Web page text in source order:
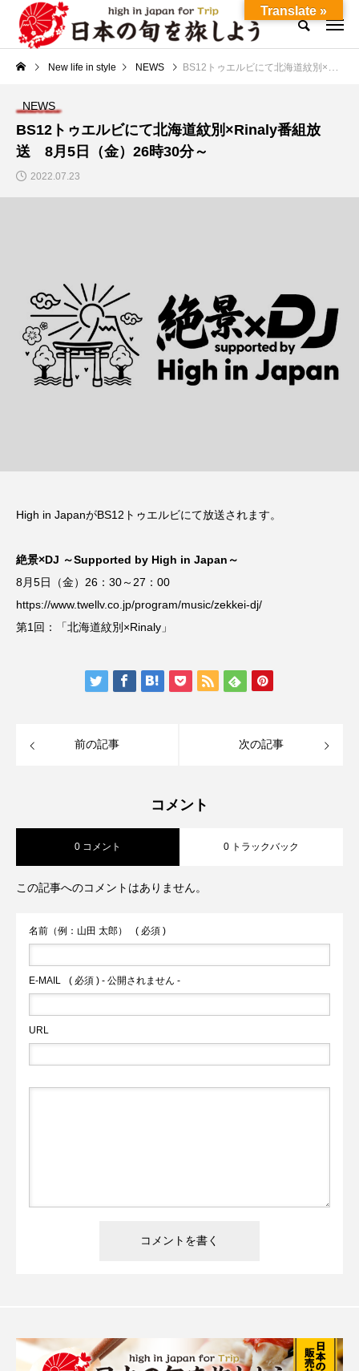
New life in style NEWS BS12トゥエルビにて北海道紋別×Rinaly番組放送 8月5日（金）26時30分～
NEWS
BS12トゥエルビにて北海道紋別×Rinaly番組放
送 8月5日（金）26時30分～
2022.07.23
High in JapanがBS12トゥエルビにて放送されます。
絶景×DJ ～Supported by High in Japan～
8月5日（金）26：30～27：00
https://www.twellv.co.jp/program/music/zekkei-dj/
第1回：「北海道紋別×Rinaly」
前の記事 次の記事
コメント
0 コメント 0 トラックバック
この記事へのコメントはありません。
名前（例：山田 太郎） ( 必須 )
E-MAIL ( 必須 ) - 公開されません -
URL
Translate »